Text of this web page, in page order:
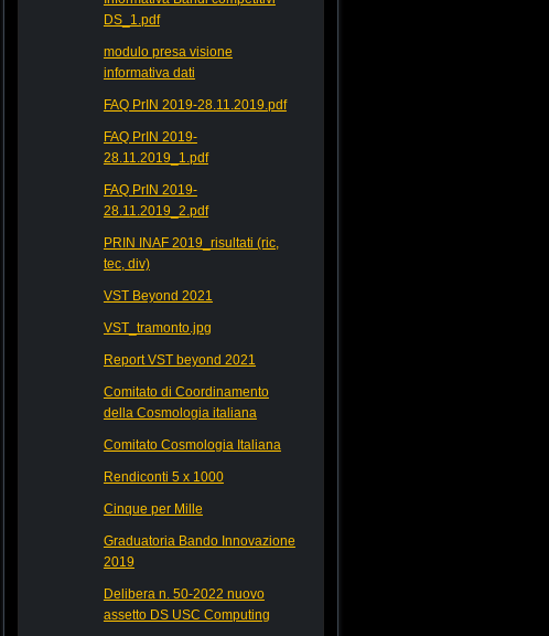
DS_1.pdf
modulo presa visione
informativa dati
FAQ PrIN 2019-28.11.2019.pdf
FAQ PrIN 2019-
28.11.2019_1.pdf
FAQ PrIN 2019-
28.11.2019_2.pdf
PRIN INAF 2019_risultati (ric,
tec, div)
VST Beyond 2021
VST_tramonto.jpg
Report VST beyond 2021
Comitato di Coordinamento
della Cosmologia italiana
Comitato Cosmologia Italiana
Rendiconti 5 x 1000
Cinque per Mille
Graduatoria Bando Innovazione
2019
Delibera n. 50-2022 nuovo
assetto DS USC Computing